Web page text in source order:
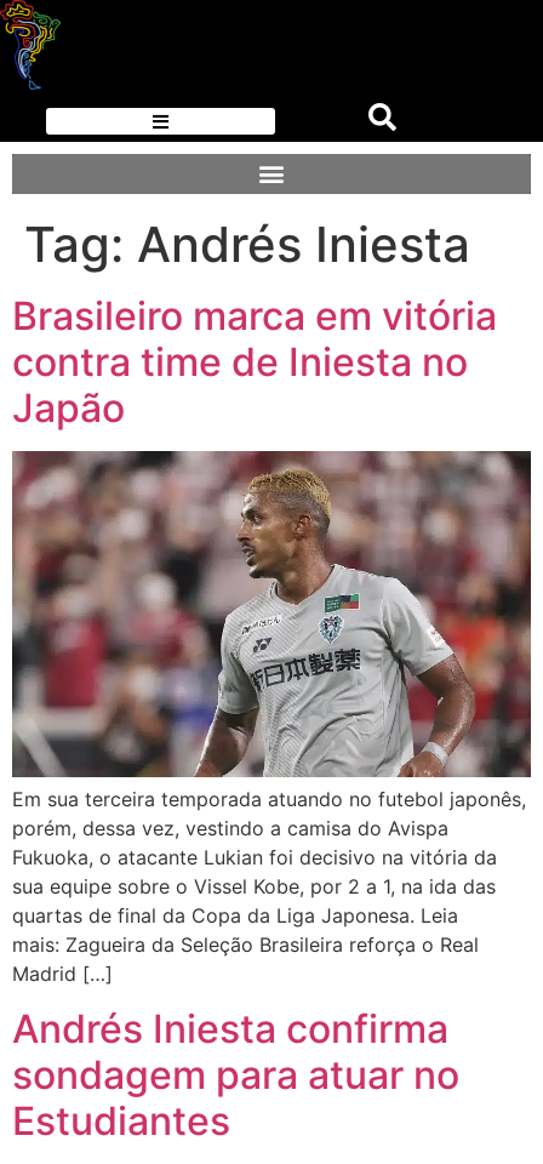
Tag: Andrés Iniesta
Brasileiro marca em vitória
contra time de Iniesta no
Japão
Em sua terceira temporada atuando no futebol japonês,
porém, dessa vez, vestindo a camisa do Avispa
Fukuoka, o atacante Lukian foi decisivo na vitória da
sua equipe sobre o Vissel Kobe, por 2 a 1, na ida das
quartas de final da Copa da Liga Japonesa. Leia
mais: Zagueira da Seleção Brasileira reforça o Real
Madrid […]
Andrés Iniesta confirma
sondagem para atuar no
Estudiantes